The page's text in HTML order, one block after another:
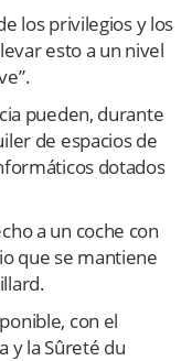
los privilegios y los
esto a un nivel
pueden, durante
de espacios de
dotados
a un coche con
que se mantiene
con el
y la Sûreté du